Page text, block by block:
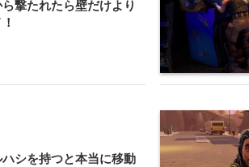
撃たれたら壁だけより
ハシを持つと本当に移動